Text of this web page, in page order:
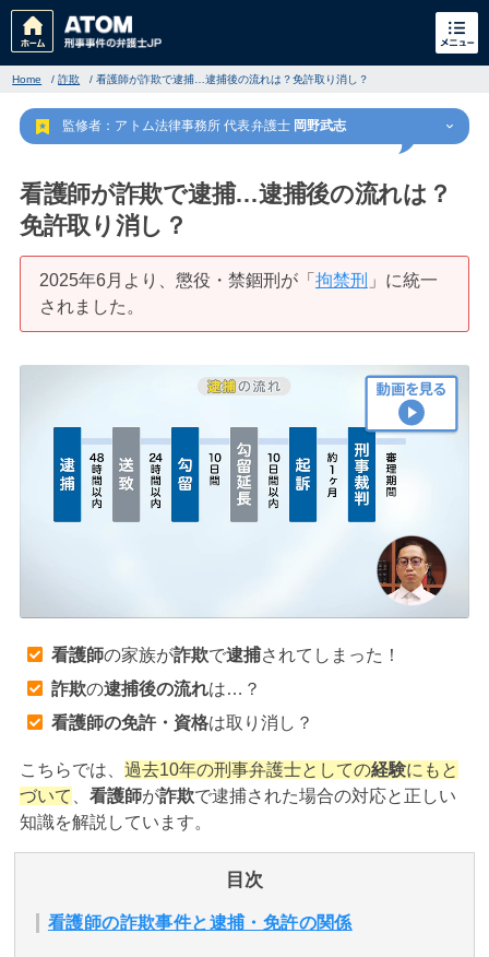
刑事事件 でお困りの方
刑事事件の無料相談
家族が逮捕された方はこちら
刑事事件の記事一覧
弁護士費用
アクセス
解決実績
ご依頼者からのお手紙
Home /詐欺 /看護師が詐欺で逮捕…逮捕後の流れは？免許取り消し？
監修者：アトム法律事務所 代表弁護士 岡野武志
看護師が詐欺で逮捕…逮捕後の流れは？
免許取り消し？
2025年6月より、懲役・禁錮刑が「 拘禁刑 」に統一
されました。
看護師の家族が詐欺で逮捕されてしまった！
詐欺の逮捕後の流れは…？
看護師の免許・資格は取り消し？
こちらでは、 過去10年の刑事弁護士としての経験にもと
づいて
看護師が詐欺で逮捕された場合の対応と正しい
知識を解説しています。
目次
看護師の詐欺事件と逮捕・免許の関係